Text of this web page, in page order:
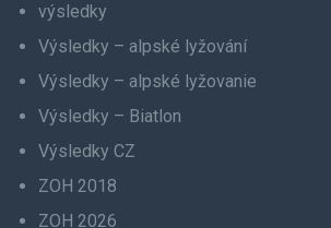
výsledky
Výsledky – alpské lyžování
Výsledky – alpské lyžovanie
Výsledky – Biatlon
Výsledky CZ
ZOH 2018
ZOH 2026